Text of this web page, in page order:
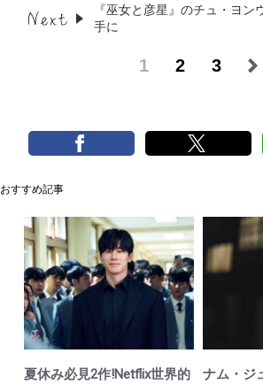
『巫女と彦星』のチュ・ヨン
手に
1 2 3
おすすめ記事
夏休み必見2作!Netflix世界的
ナム・ジ